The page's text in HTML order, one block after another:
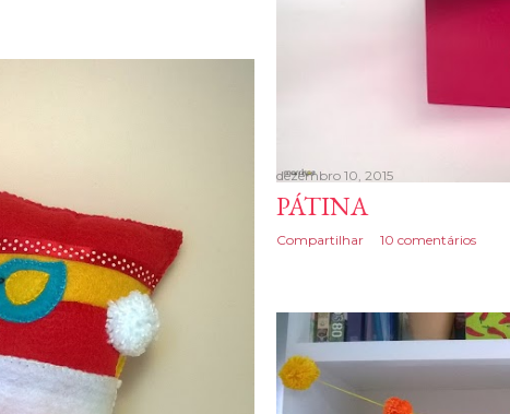
dezembro 10, 2015
PÁTINA
Compartilhar 10 comentários